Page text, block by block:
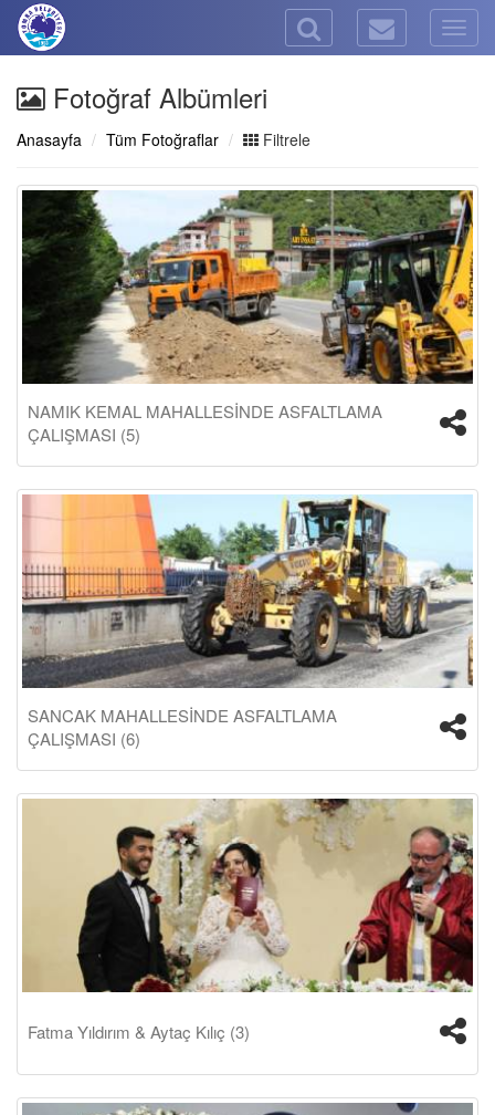
Fotoğraf Albümleri
Anasayfa Tüm Fotoğraflar Filtrele
NAMIK KEMAL MAHALLESİNDE ASFALTLAMA
ÇALIŞMASI (5)
SANCAK MAHALLESİNDE ASFALTLAMA
ÇALIŞMASI (6)
Fatma Yıldırım & Aytaç Kılıç (3)